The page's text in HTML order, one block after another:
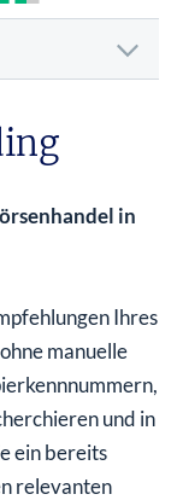
in
Ihres
manuelle
und in
ein bereits
relevanten